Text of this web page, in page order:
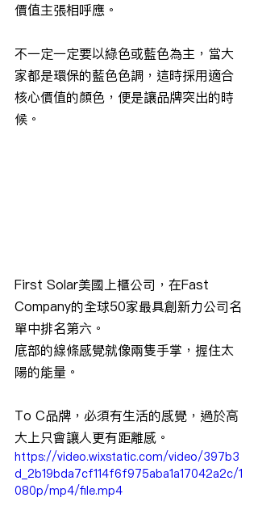
價值主張相呼應。
不一定一定要以綠色或藍色為主，當大
家都是環保的藍色色調，這時採用適合
核心價值的顏色，便是讓品牌突出的時
候。
First Solar美國上櫃公司，在Fast
Company的全球50家最具創新力公司名
單中排名第六。
底部的線條感覺就像兩隻手掌，握住太
陽的能量。
To C品牌，必須有生活的感覺，過於高
大上只會讓人更有距離感。
https://video.wixstatic.com/video/397b3
d_2b19bda7cf114f6f975aba1a17042a2c/1
080p/mp4/file.mp4